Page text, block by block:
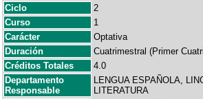
Ciclo
2
Curso
1
Carácter
Optativa
Duración
Cuatrimestral (Primer
Créditos Totales
4.0
Departamento
Responsable
LENGUA ESPAÑOLA,
LITERATURA